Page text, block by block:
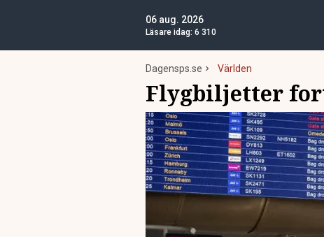
06 aug. 2026
Läsare idag: 6 310
Dagensps.se Världen
Flygbiljetter